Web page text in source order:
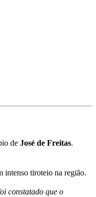
de José de Freitas.
intenso tiroteio na região.
constatado que o